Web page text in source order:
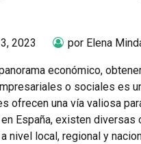
2023 por Elena
económico,
o sociales es
ofrecen una vía valiosa
España, existen diversas
nivel local, regional y